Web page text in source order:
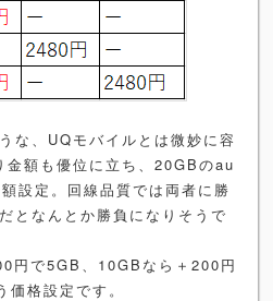
な、UQモバイルとは微妙に容
金額も優位に立ち、20GBのau
設定。回線品質では両者に勝
となんとか勝負になりそうで
円で5GB、10GBなら＋200円
格設定です。